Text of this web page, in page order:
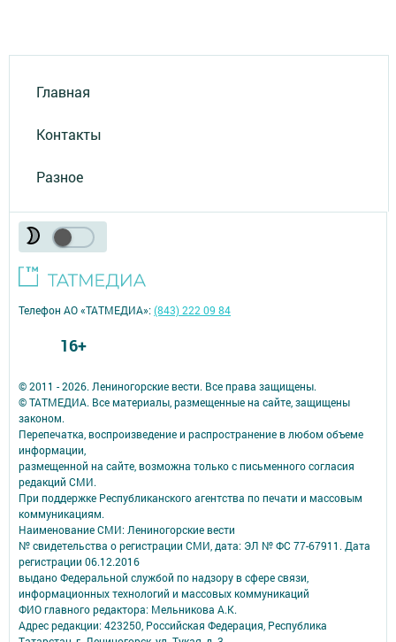
Главная
Контакты
Разное
© 2011 - 2026. Лениногорские вести. Все права защищены.
© ТАТМЕДИА. Все материалы, размещенные на сайте, защищены
законом.
Перепечатка, воспроизведение и распространение в любом объеме
информации,
размещенной на сайте, возможна только с письменного согласия
редакций СМИ.
При поддержке Республиканского агентства по печати и массовым
коммуникациям.
Наименование СМИ: Лениногорские вести
№ свидетельства о регистрации СМИ, дата: ЭЛ № ФС 77-67911. Дата
регистрации 06.12.2016
выдано Федеральной службой по надзору в сфере связи,
информационных технологий и массовых коммуникаций
ФИО главного редактора: Мельникова А.К.
Адрес редакции: 423250, Российская Федерация, Республика
Телефон АО «ТАТМЕДИА»:(843) 222 09 84
16+